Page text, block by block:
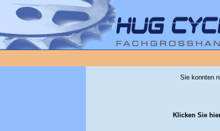
Sie konnten
Klicken Sie